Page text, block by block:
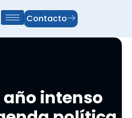
Contacto
año intenso